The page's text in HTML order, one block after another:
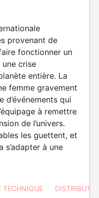
provenant de
fonctionner un
crise
entière. La
femme gravement
d’événements qui
à remettre
de l’univers.
les guettent, et
s’adapter à une
TECHNIQUE